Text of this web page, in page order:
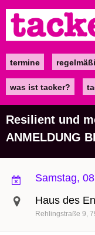
zum
Inhalt
Maintermine
was ist tacker?
Resilient und
ANMELDUNG
Samstag,
Haus des
Rehlingstraße 9